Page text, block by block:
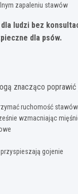
zapaleniu stawów
ludzi bez
dla psów.
znacząco
ruchomość stawów
wzmacniając
gojenie